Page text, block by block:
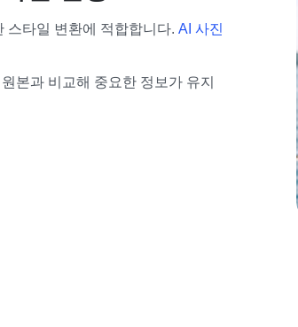
스타일 변환에 적합합니다. AI 사진
본과 비교해 중요한 정보가 유지